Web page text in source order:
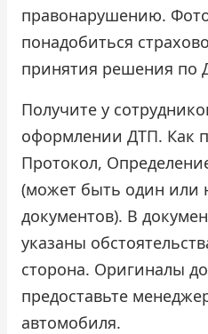
правонарушению.
понадобиться
принятия решения по
Получите у
оформлении ДТП. Как
Протокол,
(может быть один или
документов). В
указаны
сторона. Оригиналы
предоставьте
автомобиля.